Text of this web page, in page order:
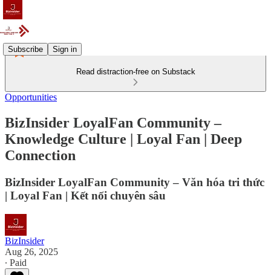
Subscribe Sign in
Read distraction-free on Substack
Opportunities
BizInsider LoyalFan Community –
Knowledge Culture | Loyal Fan | Deep
Connection
BizInsider LoyalFan Community – Văn hóa tri thức
| Loyal Fan | Kết nối chuyên sâu
BizInsider
Aug 26, 2025
∙ Paid